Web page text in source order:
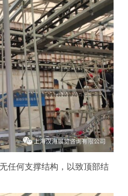
任何支撑结构，以致顶部结